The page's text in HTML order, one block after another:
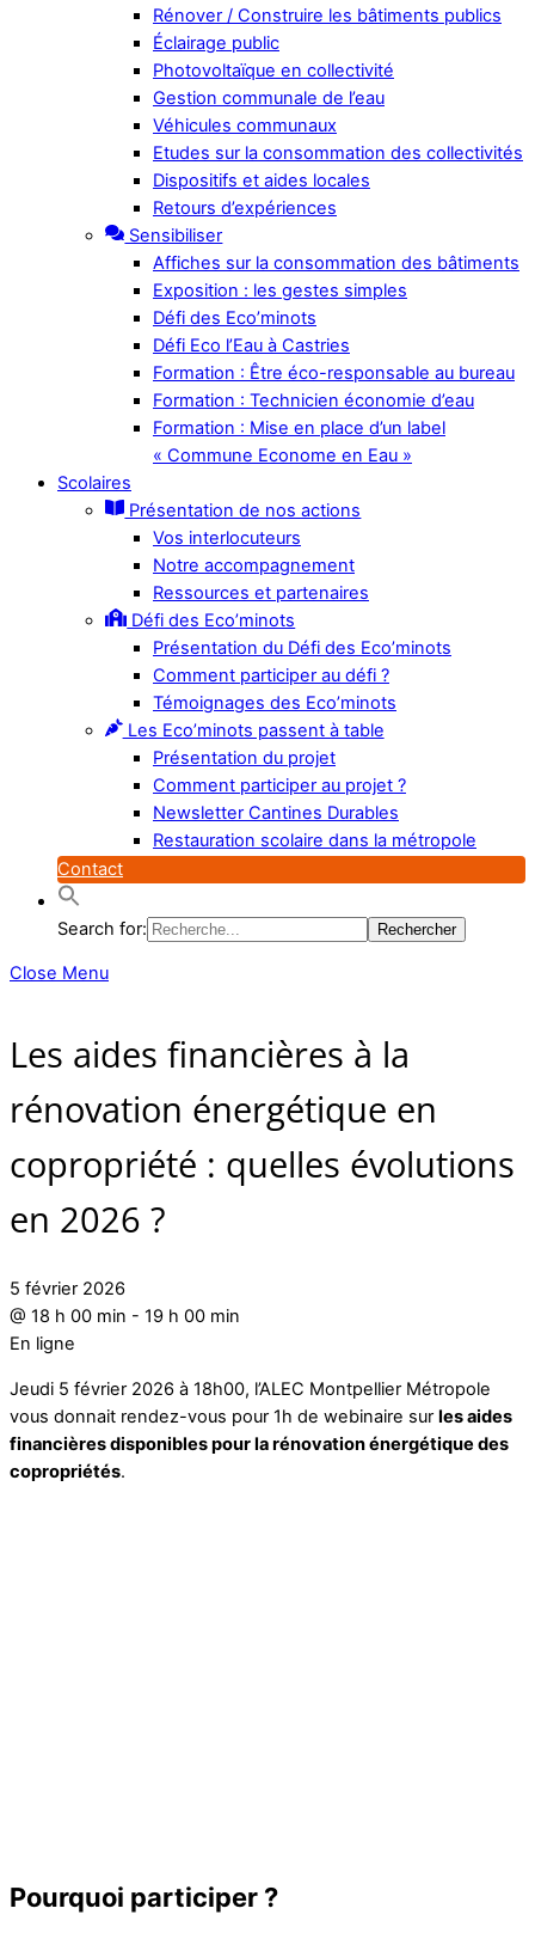
Rénover / Construire les bâtiments publics
Éclairage public
Photovoltaïque en collectivité
Gestion communale de l’eau
Véhicules communaux
Etudes sur la consommation des collectivités
Dispositifs et aides locales
Retours d’expériences
Sensibiliser
Affiches sur la consommation des bâtiments
Exposition : les gestes simples
Défi des Eco’minots
Défi Eco l’Eau à Castries
Formation : Être éco-responsable au bureau
Formation : Technicien économie d’eau
Formation : Mise en place d’un label
« Commune Econome en Eau »
Scolaires
Présentation de nos actions
Vos interlocuteurs
Notre accompagnement
Ressources et partenaires
Défi des Eco’minots
Présentation du Défi des Eco’minots
Comment participer au défi ?
Témoignages des Eco’minots
Les Eco’minots passent à table
Présentation du projet
Comment participer au projet ?
Newsletter Cantines Durables
Restauration scolaire dans la métropole
Contact
Search for:
Close Menu
Les aides financières à la
rénovation énergétique en
copropriété : quelles évolutions
en 2026 ?
5 février 2026
@ 18 h 00 min - 19 h 00 min
En ligne
Jeudi 5 février 2026 à 18h00, l’ALEC Montpellier Métropole
vous donnait rendez-vous pour 1h de webinaire sur les aides
financières disponibles pour la rénovation énergétique des
copropriétés.
Pourquoi participer ?